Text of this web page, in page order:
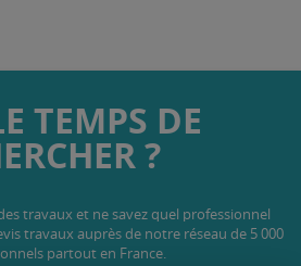
TEMPS DE
?
travaux et ne savez quel professionnel
travaux auprès de notre réseau de 5 000
partout en France.